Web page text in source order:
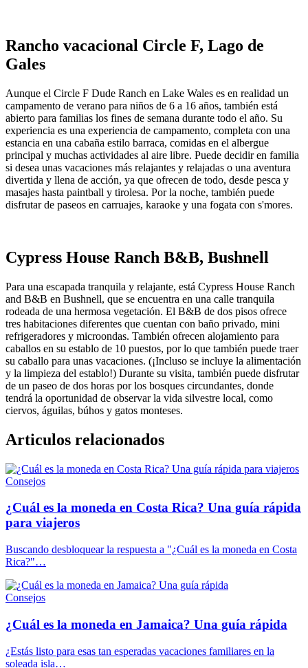
Rancho vacacional Circle F, Lago de
Gales
Aunque el Circle F Dude Ranch en Lake Wales es en realidad un
campamento de verano para niños de 6 a 16 años, también está
abierto para familias los fines de semana durante todo el año. Su
experiencia es una experiencia de campamento, completa con una
estancia en una cabaña estilo barraca, comidas en el albergue
principal y muchas actividades al aire libre. Puede decidir en familia
si desea unas vacaciones más relajantes y relajadas o una aventura
divertida y llena de acción, ya que ofrecen de todo, desde pesca y
masajes hasta paintball y tirolesa. Por la noche, también puede
disfrutar de paseos en carruajes, karaoke y una fogata con s'mores.
Cypress House Ranch B&B, Bushnell
Para una escapada tranquila y relajante, está Cypress House Ranch
and B&B en Bushnell, que se encuentra en una calle tranquila
rodeada de una hermosa vegetación. El B&B de dos pisos ofrece
tres habitaciones diferentes que cuentan con baño privado, mini
refrigeradores y microondas. También ofrecen alojamiento para
caballos en su establo de 10 puestos, por lo que también puede traer
su caballo para unas vacaciones. (¡Incluso se incluye la alimentación
y la limpieza del establo!) Durante su visita, también puede disfrutar
de un paseo de dos horas por los bosques circundantes, donde
tendrá la oportunidad de observar la vida silvestre local, como
ciervos, águilas, búhos y gatos monteses.
Articulos relacionados
Consejos
¿Cuál es la moneda en Costa Rica? Una guía rápida
para viajeros
Buscando desbloquear la respuesta a "¿Cuál es la moneda en Costa
Rica?"…
Consejos
¿Cuál es la moneda en Jamaica? Una guía rápida
¿Estás listo para esas tan esperadas vacaciones familiares en la
soleada isla…